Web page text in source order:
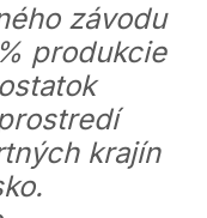
závodu
produkcie
krajín